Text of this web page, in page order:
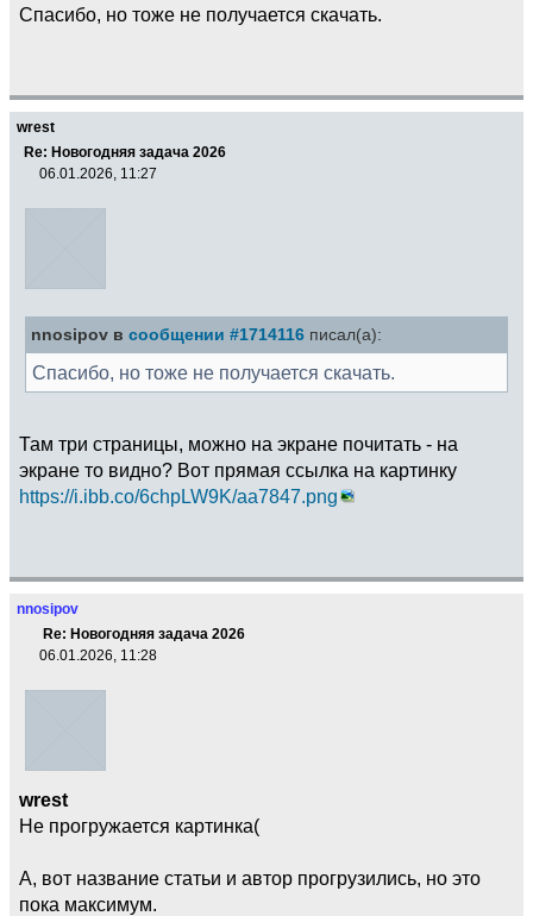
Спасибо, но тоже не получается скачать.
wrest
Re: Новогодняя задача 2026
06.01.2026, 11:27
nnosipov в сообщении #1714116 писал(а):
Спасибо, но тоже не получается скачать.
Там три страницы, можно на экране почитать - на
экране то видно? Вот прямая ссылка на картинку
https://i.ibb.co/6chpLW9K/aa7847.png
nnosipov
Re: Новогодняя задача 2026
06.01.2026, 11:28
wrest
Не прогружается картинка(
А, вот название статьи и автор прогрузились, но это
пока максимум.